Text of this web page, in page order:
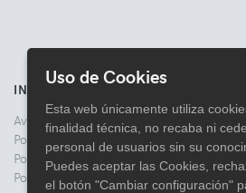
INFORMACIÓN
Aviso legal
Politica de Privacidad
Política de Cookies
Política de Devoluciones
Uso de Cookies
Esta web únicamente utiliza
finalidad técnica, no recaba ni
personal de usuarios sin su
Puedes aceptar las Cookies,
el botón "Cambiar configuración"